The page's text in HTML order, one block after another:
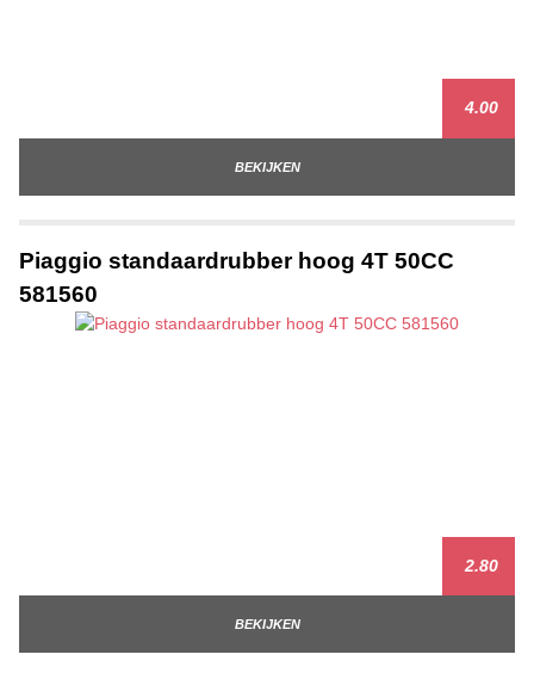
4.00
BEKIJKEN
Piaggio standaardrubber hoog 4T 50CC
581560
2.80
BEKIJKEN